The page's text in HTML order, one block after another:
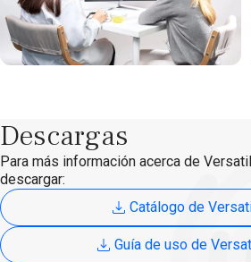
Descargas
Para más información acerca de
descargar:
Catálogo de
Guía de uso de